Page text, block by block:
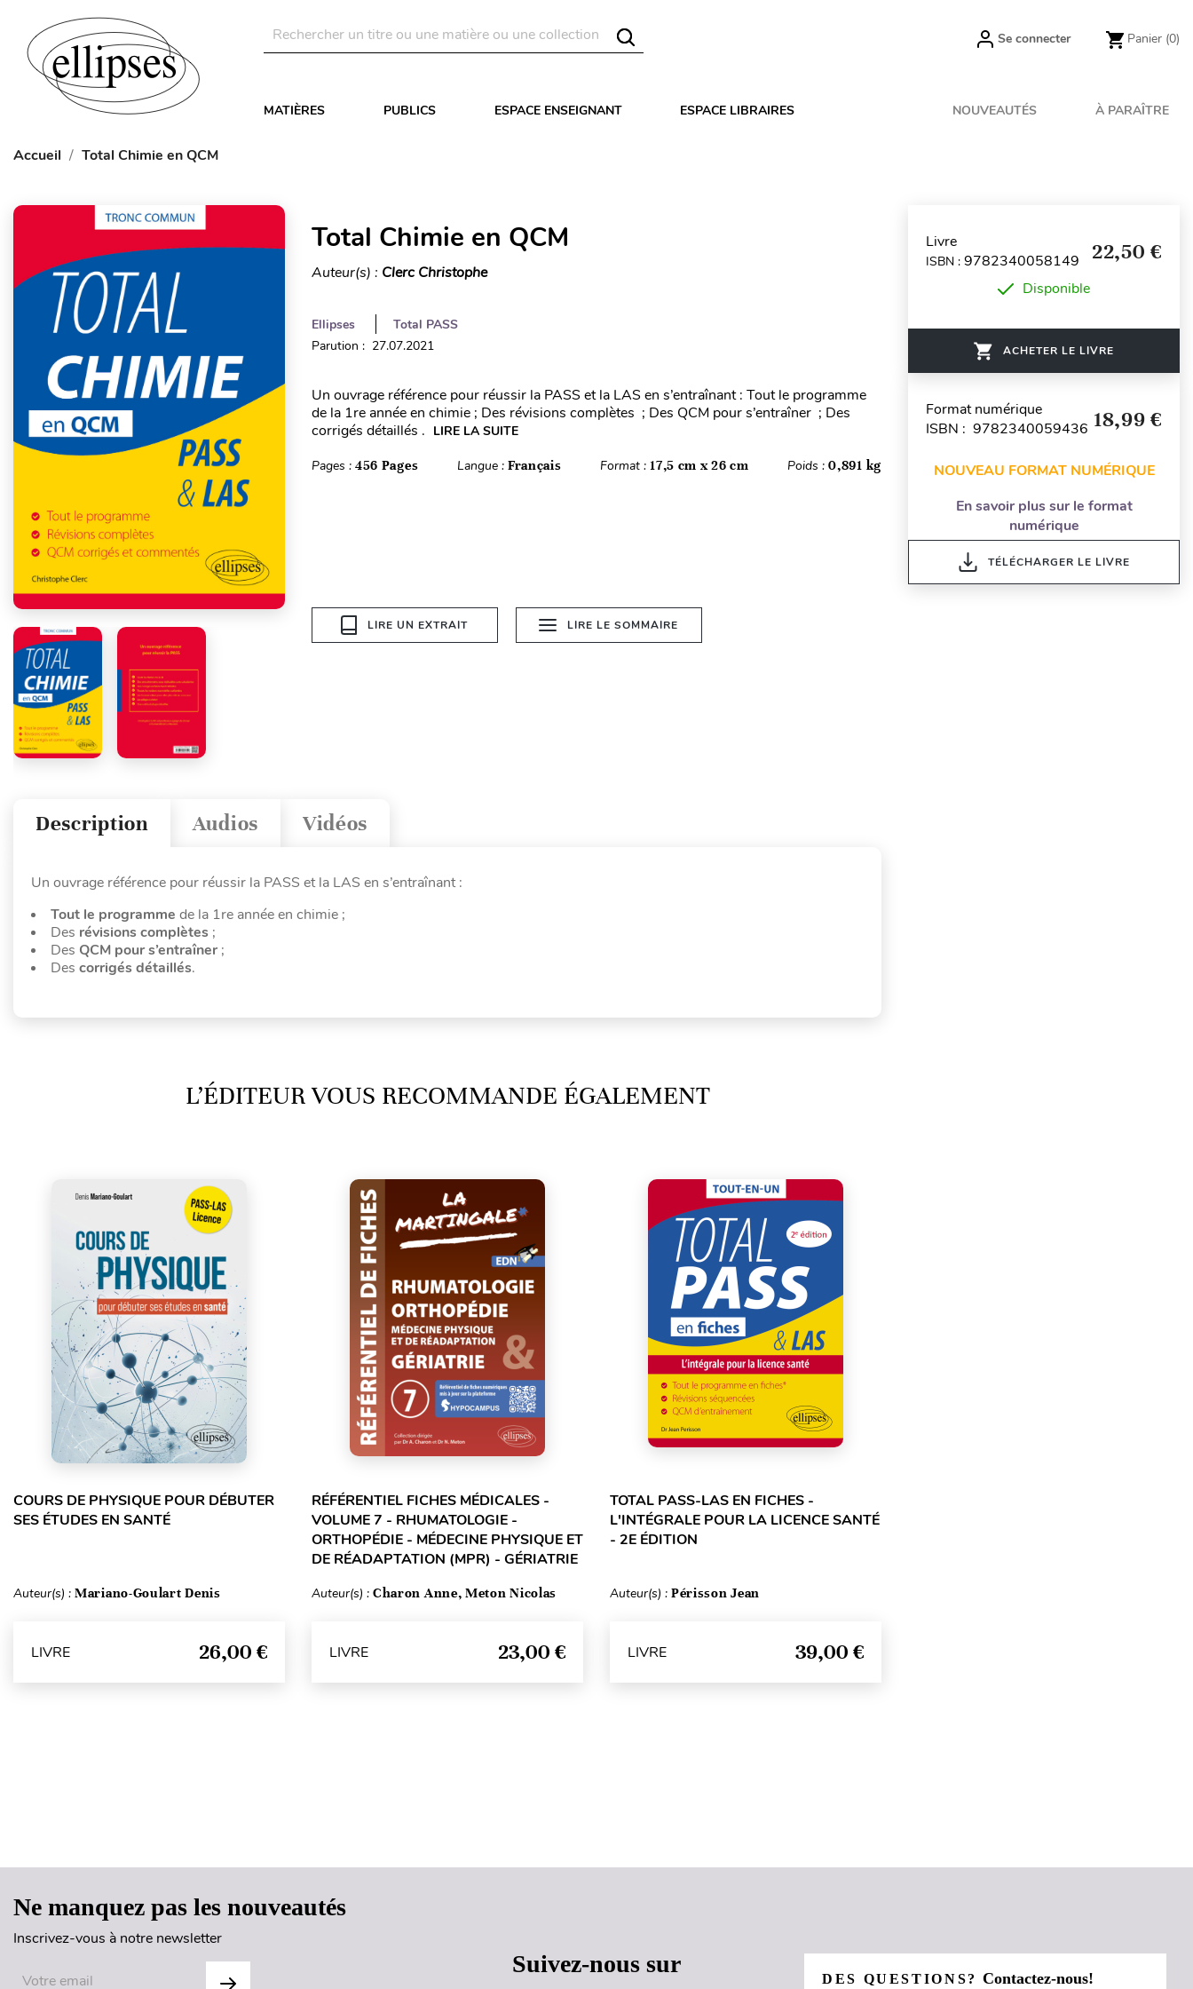
Se connecter Panier (0)
MATIÈRES PUBLICS ESPACE ENSEIGNANT ESPACE LIBRAIRES NOUVEAUTÉS À PARAÎTRE
Accueil Total Chimie en QCM
Total Chimie en QCM
Auteur(s) : Clerc Christophe
Ellipses
Total PASS
Parution : 27.07.2021
Un ouvrage référence pour réussir la PASS et la LAS en s’entraînant : Tout le programme
de la 1re année en chimie ; Des révisions complètes ; Des QCM pour s’entraîner ; Des
corrigés détaillés . LIRE LA SUITE
Pages : 456 Pages Langue : Français Format :17,5 cm x 26 cm Poids :0,891 kg
LIRE UN EXTRAIT LIRE LE SOMMAIRE
Vidéos
Audios
Description
Un ouvrage référence pour réussir la PASS et la LAS en s’entraînant :
Tout le programme de la 1re année en chimie ;
Des révisions complètes ;
Des QCM pour s’entraîner;
Des corrigés détaillés.
L’ÉDITEUR VOUS RECOMMANDE ÉGALEMENT
COURS DE PHYSIQUE POUR DÉBUTER
SES ÉTUDES EN SANTÉ
Auteur(s) : Mariano-Goulart Denis
LIVRE 26,00 €
RÉFÉRENTIEL FICHES MÉDICALES -
VOLUME 7 - RHUMATOLOGIE -
ORTHOPÉDIE - MÉDECINE PHYSIQUE ET
DE RÉADAPTATION (MPR) - GÉRIATRIE
Auteur(s) : Charon Anne, Meton Nicolas
LIVRE 23,00 €
TOTAL PASS-LAS EN FICHES -
L'INTÉGRALE POUR LA LICENCE SANTÉ
- 2E ÉDITION
Auteur(s) : Périsson Jean
LIVRE 39,00 €
Livre
ISBN : 9782340058149 22,50 €
Disponible
ACHETER LE LIVRE
Format numérique
ISBN : 9782340059436 18,99 €
NOUVEAU FORMAT NUMÉRIQUE
En savoir plus sur le format
numérique
TÉLÉCHARGER LE LIVRE
Ne manquez pas les nouveautés
Inscrivez-vous à notre newsletter
Suivez-nous sur
DES QUESTIONS?Contactez-nous!